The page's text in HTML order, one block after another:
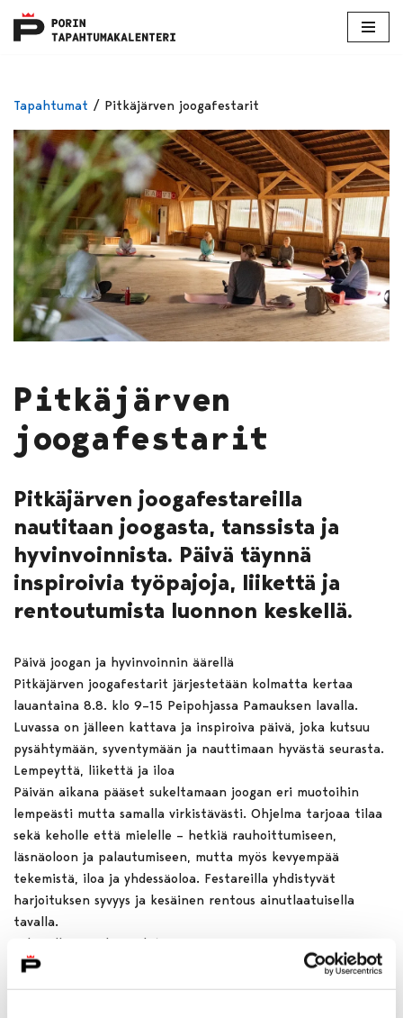
Tapahtumat / Pitkäjärven joogafestarit
Pitkäjärven
joogafestarit
Pitkäjärven joogafestareilla
nautitaan joogasta, tanssista ja
hyvinvoinnista. Päivä täynnä
inspiroivia työpajoja, liikettä ja
rentoutumista luonnon keskellä.
Päivä joogan ja hyvinvoinnin äärellä
Pitkäjärven joogafestarit järjestetään kolmatta kertaa
lauantaina 8.8. klo 9–15 Peipohjassa Pamauksen lavalla.
Luvassa on jälleen kattava ja inspiroiva päivä, joka kutsuu
pysähtymään, syventymään ja nauttimaan hyvästä seurasta.
Lempeyttä, liikettä ja iloa
Päivän aikana pääset sukeltamaan joogan eri muotoihin
lempeästi mutta samalla virkistävästi. Ohjelma tarjoaa tilaa
sekä keholle että mielelle – hetkiä rauhoittumiseen,
läsnäoloon ja palautumiseen, mutta myös kevyempää
tekemistä, iloa ja yhdessäoloa. Festareilla yhdistyvät
harjoituksen syvyys ja kesäinen rentous ainutlaatuisella
tavalla.
Tule sellaisena kuin olet
Pitkäjärven joogafestarit ovat paikka, jossa voit tulla juuri
sellaisena kuin olet. Voit osallistua aktiivisesti, kokeilla uutta